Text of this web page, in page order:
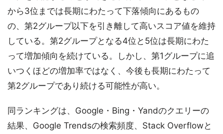
から3位までは長期にわたって下落傾向にあるもの
の、第2グループ以下を引き離して高いスコア値を維持
している。第2グループとなる4位と5位は長期にわた
って増加傾向を続けている。しかし、第1グループに追
いつくほどの増加率ではなく、今後も長期にわたって
第2グループであり続ける可能性が高い。
同ランキングは、Google・Bing・Yandのクエリーの
結果、Google Trendsの検索頻度、Stack Overflowと